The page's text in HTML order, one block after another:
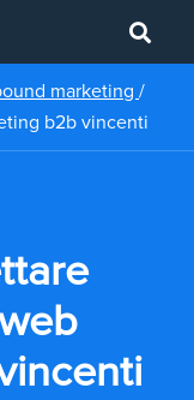
marketing /
b2b vincenti